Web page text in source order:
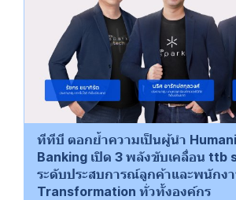
ทีทีบี ตอกย้ำความเป็นผู้นำ
Banking เปิด 3 พลังขับเคลื่อน ttb
ระดับประสบการณ์ลูกค้าและพนักง
Transformation ทั่วทั้งองค์กร